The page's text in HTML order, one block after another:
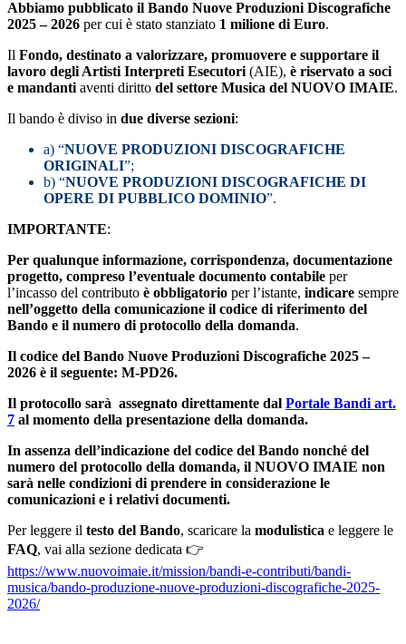
Abbiamo pubblicato il Bando Nuove Produzioni Discografiche
2025 – 2026 per cui è stato stanziato 1 milione di Euro.
Il Fondo, destinato a valorizzare, promuovere e supportare il
lavoro degli Artisti Interpreti Esecutori (AIE), è riservato a soci
e mandanti aventi diritto del settore Musica del NUOVO IMAIE.
Il bando è diviso in due diverse sezioni:
a) “NUOVE PRODUZIONI DISCOGRAFICHE
ORIGINALI”;
b) “NUOVE PRODUZIONI DISCOGRAFICHE DI
OPERE DI PUBBLICO DOMINIO”.
IMPORTANTE:
Per qualunque informazione, corrispondenza, documentazione
progetto, compreso l’eventuale documento contabile per
l’incasso del contributo è obbligatorio per l’istante, indicare sempre
nell’oggetto della comunicazione il codice di riferimento del
Bando e il numero di protocollo della domanda.
Il codice del Bando Nuove Produzioni Discografiche 2025 –
2026 è il seguente: M-PD26.
Il protocollo sarà assegnato direttamente dal Portale Bandi art.
7 al momento della presentazione della domanda.
In assenza dell’indicazione del codice del Bando nonché del
numero del protocollo della domanda, il NUOVO IMAIE non
sarà nelle condizioni di prendere in considerazione le
comunicazioni e i relativi documenti.
Per leggere il testo del Bando, scaricare la modulistica e leggere le
FAQ, vai alla sezione dedicata 👉
https://www.nuovoimaie.it/mission/bandi-e-contributi/bandi-
musica/bando-produzione-nuove-produzioni-discografiche-2025-
2026/